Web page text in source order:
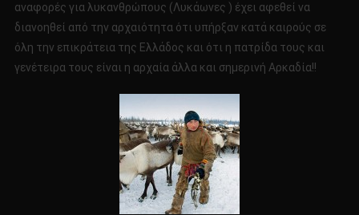
αναφορές για λυκανθρώπους (Λυκάωνες ) έχει αφεθεί να
διανοηθεί από την αρχαιότητα ότι υπήρξαν κατά καιρούς σε
όλη την επικράτεια της Ελλάδος και ότι η πατρίδα τους και
γενέτειρα τους είναι η αρχαία άλλα και σημερινή Αρκαδία!!